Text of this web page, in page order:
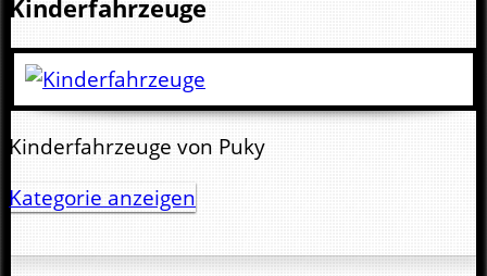
Kinderfahrzeuge
Kinderfahrzeuge von Puky
Kategorie anzeigen